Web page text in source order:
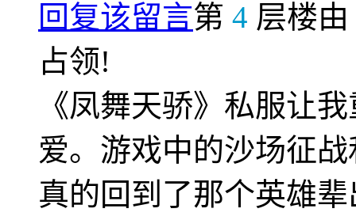
回复该留言第 4 层楼由
占领!
《凤舞天骄》私服让
爱。游戏中的沙场征
真的回到了那个英雄